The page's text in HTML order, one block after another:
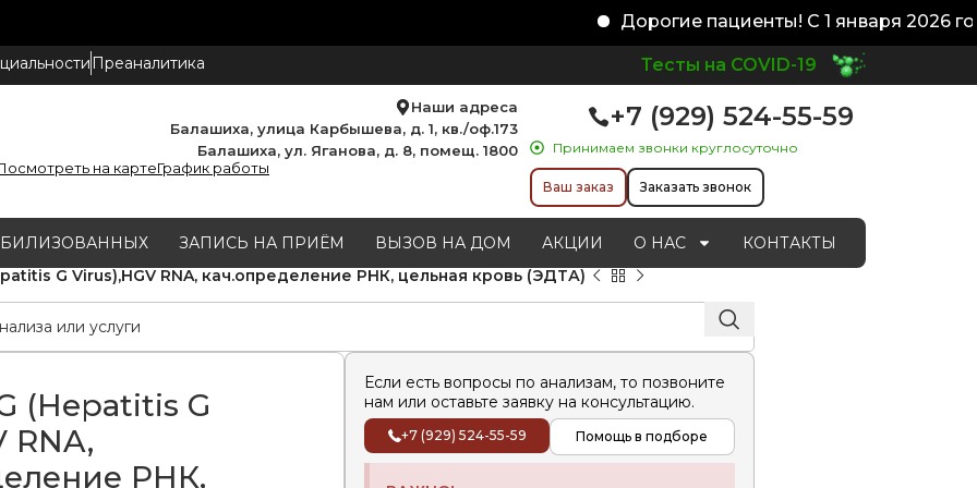
Дорогие пациенты! С 1 января 2026
Преаналитика Тесты на COVID-19
Наши адреса
Балашиха, улица Карбышева, д. 1, кв./оф.173
Балашиха, ул. Яганова, д. 8, помещ. 1800
на картеГрафик работы
+7 (929) 524-55-59
Принимаем звонки круглосуточно
Ваш заказ Заказать звонок
ЗАПИСЬ НА ПРИЁМ ВЫЗОВ НА ДОМ АКЦИИ О НАС
КОНТАКТЫ
G Virus),HGV RNA, кач.oпределение РНК, цельная кровь (ЭДТА)
(Hepatitis G
RNA,
РНК,
Если есть вопросы по анализам, то позвоните
нам или оставьте заявку на консультацию.
+7 (929) 524-55-59 Помощь в подборе